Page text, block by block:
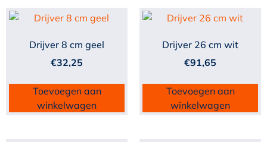
Drijver 8 cm geel
€32,25
Toevoegen aan
winkelwagen
Drijver 26 cm wit
€91,65
Toevoegen aan
winkelwagen